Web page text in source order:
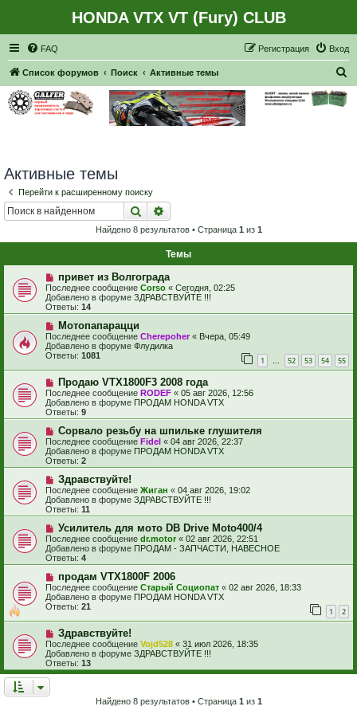
HONDA VTX VT (Fury) CLUB
FAQ Вход
Регистрация
Список форумов Поиск Активные темы
Активные темы
Перейти к расширенному поиску
Поиск
Найдено 8 результатов • Страница 1 из 1
Темы
Н
о
в
о
е
с
о
б
щ
е
н
и
е
привет из Волгограда
Последнее сообщение Corso « Сегодня, 02:25
Добавлено в форуме ЗДРАВСТВУЙТЕ !!!
Ответы: 14
Н
о
в
о
с
о
б
щ
е
н
и
е
Мотопапарацци
Последнее сообщение Cherepoher« Вчера, 05:49
Добавлено в форуме Флудилка
Ответы: 1081 1 … 52 53 54 55
Н
о
в
о
е
с
о
б
щ
е
н
и
е
Продаю VTX1800F3 2008 года
Последнее сообщение RODEF « 05 авг 2026, 12:56
Добавлено в форуме ПРОДАМ HONDA VTX
Ответы: 9
Н
о
в
о
е
с
о
о
б
щ
е
н
и
е
Сорвало резьбу на шпильке глушителя
Последнее сообщение Fidel « 04 авг 2026, 22:37
Добавлено в форуме ПРОДАМ HONDA VTX
Ответы: 2
Н
о
в
о
е
с
о
о
б
щ
е
н
и
е
Здравствуйте!
Последнее сообщение Жиган « 04 авг 2026, 19:02
Добавлено в форуме ЗДРАВСТВУЙТЕ !!!
Ответы: 11
Н
о
в
о
е
с
о
о
б
щ
е
н
и
е
Усилитель для мото DB Drive Moto400/4
Последнее сообщение dr.motor « 02 авг 2026, 22:51
Добавлено в форуме ПРОДАМ - ЗАПЧАСТИ, НАВЕСНОЕ
Ответы: 4
Н
о
в
о
е
с
о
о
б
щ
е
продам VTX1800F 2006
Последнее сообщение Старый Социопат « 02 авг 2026, 18:33
Добавлено в форуме ПРОДАМ HONDA VTX
Ответы: 21 1 2
Н
о
в
о
е
Здравствуйте!
Последнее сообщение Vojd528 « 31 июл 2026, 18:35
Добавлено в форуме ЗДРАВСТВУЙТЕ !!!
Ответы: 13
Найдено 8 результатов • Страница 1 из 1